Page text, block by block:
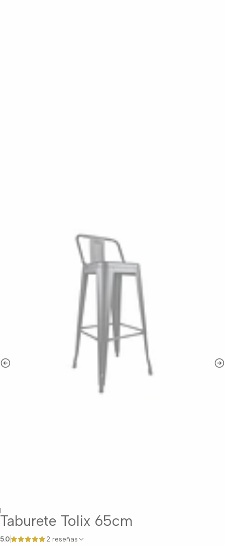
|
Taburete Tolix 65cm
5.0 2 reseñas